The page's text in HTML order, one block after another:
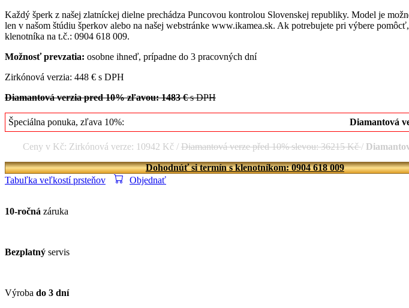
Každý šperk z našej zlatníckej dielne prechádza Puncovou kontrolou Slovenskej republiky. Model je
len v našom štúdiu šperkov alebo na našej webstránke www.ikamea.sk. Ak potrebujete pri výbere
klenotníka na t.č.: 0904 618 009.
Možnosť prevzatia: osobne ihneď, prípadne do 3 pracovných dní
Zirkónová verzia: 448 € s DPH
Diamantová verzia pred 10% zľavou: 1483 €s DPH
Špeciálna ponuka, zľava 10%: Diamantová
Ceny v Kč: Zirkónová verze: 10942 Kč / Diamantová verze před 10% slevou: 36215 Kč/
Dohodnúť si termín s klenotníkom: 0904 618 009
Tabuľka veľkostí prsteňov
Objednať
10-ročná záruka
Bezplatný servis
Výroba do 3 dní